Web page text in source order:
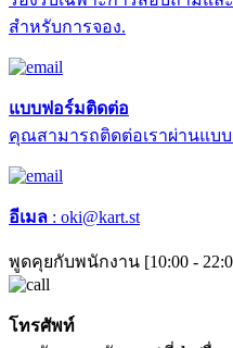
สำหรับการจอง.
แบบฟอร์มติดต่อ
คุณสามารถติดต่อเราผ่านแบ
อีเมล : oki@kart.st
พูดคุยกับพนักงาน [10:00 -
โทรศัพท์